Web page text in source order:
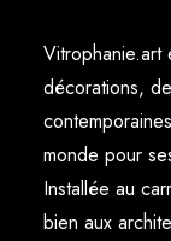
Vitrophanie.art
décorations,
monde pour
Installée au
bien aux